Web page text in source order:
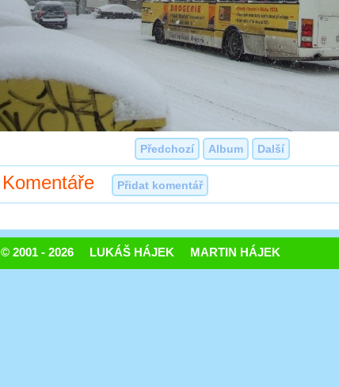
Předchozí Album Další
Komentáře Přidat komentář
© 2001 - 2026 LUKÁŠ HÁJEK MARTIN HÁJEK